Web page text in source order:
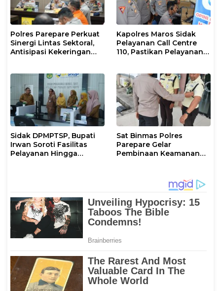
Polres Parepare Perkuat
Sinergi Lintas Sektoral,
Antisipasi Kekeringan
Kapolres Maros Sidak
Pelayanan Call Centre
110, Pastikan Pelayanan
Sidak DPMPTSP, Bupati
Irwan Soroti Fasilitas
Pelayanan Hingga
Sat Binmas Polres
Parepare Gelar
Pembinaan Keamanan